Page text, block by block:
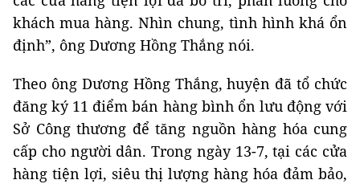
khách mua hàng. Nhìn chung, tình hình khá ổn
định”, ông Dương Hồng Thắng nói.
Theo ông Dương Hồng Thắng, huyện đã tổ chức
đăng ký 11 điểm bán hàng bình ổn lưu động với
Sở Công thương để tăng nguồn hàng hóa cung
cấp cho người dân. Trong ngày 13-7, tại các cửa
hàng tiện lợi, siêu thị lượng hàng hóa đảm bảo,